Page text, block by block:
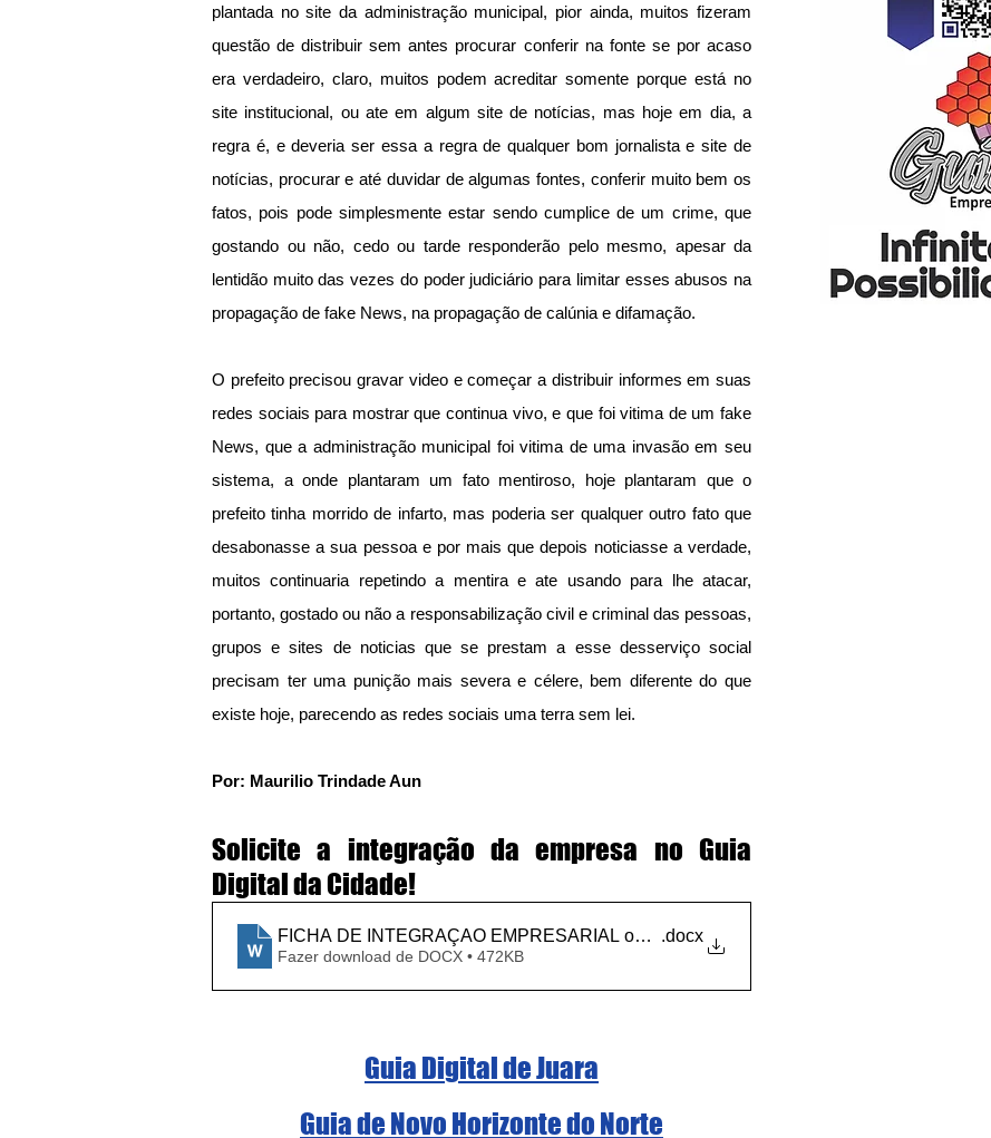
plantada no site da administração municipal, pior ainda, muitos fizeram
questão de distribuir sem antes procurar conferir na fonte se por acaso
era verdadeiro, claro, muitos podem acreditar somente porque está no
site institucional, ou ate em algum site de notícias, mas hoje em dia, a
regra é, e deveria ser essa a regra de qualquer bom jornalista e site de
notícias, procurar e até duvidar de algumas fontes, conferir muito bem os
fatos, pois pode simplesmente estar sendo cumplice de um crime, que
gostando ou não, cedo ou tarde responderão pelo mesmo, apesar da
lentidão muito das vezes do poder judiciário para limitar esses abusos na
propagação de fake News, na propagação de calúnia e difamação.
O prefeito precisou gravar video e começar a distribuir informes em suas
redes sociais para mostrar que continua vivo, e que foi vitima de um fake
News, que a administração municipal foi vitima de uma invasão em seu
sistema, a onde plantaram um fato mentiroso, hoje plantaram que o
prefeito tinha morrido de infarto, mas poderia ser qualquer outro fato que
desabonasse a sua pessoa e por mais que depois noticiasse a verdade,
muitos continuaria repetindo a mentira e ate usando para lhe atacar,
portanto, gostado ou não a responsabilização civil e criminal das pessoas,
grupos e sites de noticias que se prestam a esse desserviço social
precisam ter uma punição mais severa e célere, bem diferente do que
existe hoje, parecendo as redes sociais uma terra sem lei.
Por: Maurilio Trindade Aun
Solicite a integração da empresa no Guia
Digital da Cidade!
FICHA DE INTEGRAÇAO EMPRESARIAL ou PROFISSIONAL ao Guia Digital da Cidade
.docx
Fazer download de DOCX • 472KB
Guia Digital de Juara
Guia de Novo Horizonte do Norte